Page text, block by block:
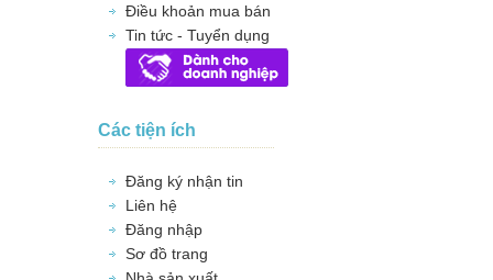
Điều khoản mua bán
Tin tức - Tuyển dụng
Các tiện ích
Đăng ký nhận tin
Liên hệ
Đăng nhập
Sơ đồ trang